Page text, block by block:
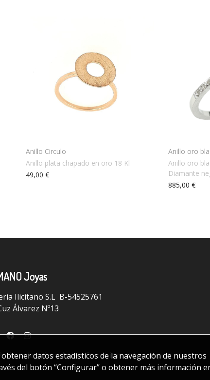
Anillo Circulo
Anillo plata chapado en oro 18 Kl
49,00 €
Anillo oro
Anillo oro
Diamante
885,00 €
Joyas
Ilicitano S.L B-54525761
Álvarez Nº13
de privacidad | Condiciones de compra
datos estadísticos de la navegación de nuestros
del botón “Configurar” o obtener más información